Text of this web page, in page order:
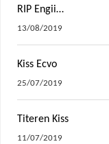
RIP Engii…
13/08/2019
Kiss Ecvo
25/07/2019
Titeren Kiss
11/07/2019